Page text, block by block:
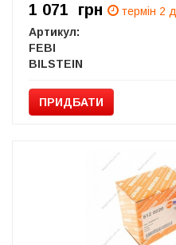
1 071 грн
термін 2
Артикул:
FEBI
BILSTEIN
ПРИДБАТИ